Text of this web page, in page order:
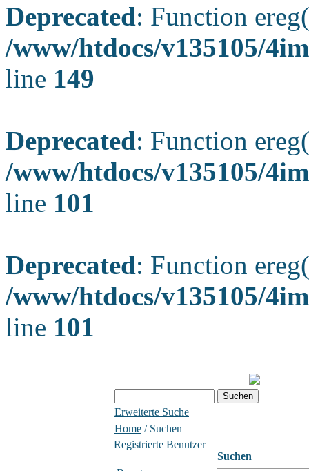
Deprecated: Function
/www/htdocs/v135105/
line 149
Deprecated: Function
/www/htdocs/v135105/
line 101
Deprecated: Function
/www/htdocs/v135105/
line 101
Erweiterte Suche
Home / Suchen
Registrierte Benutzer
Suchen